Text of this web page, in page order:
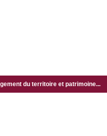
du territoire et patrimoine...